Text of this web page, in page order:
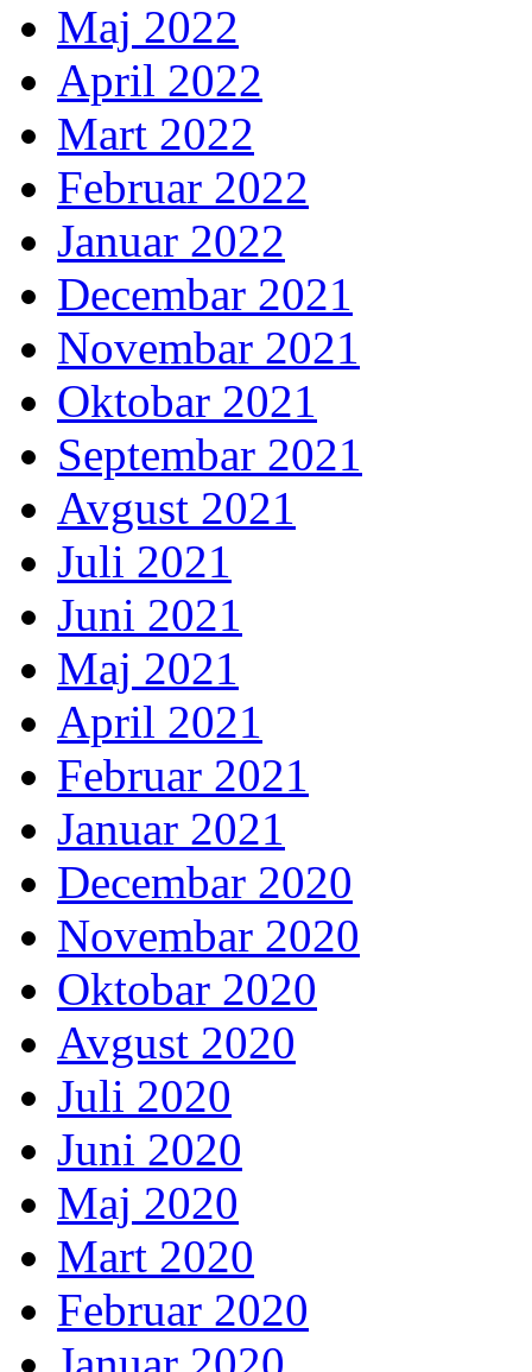
Maj 2022
April 2022
Mart 2022
Februar 2022
Januar 2022
Decembar 2021
Novembar 2021
Oktobar 2021
Septembar 2021
Avgust 2021
Juli 2021
Juni 2021
Maj 2021
April 2021
Februar 2021
Januar 2021
Decembar 2020
Novembar 2020
Oktobar 2020
Avgust 2020
Juli 2020
Juni 2020
Maj 2020
Mart 2020
Februar 2020